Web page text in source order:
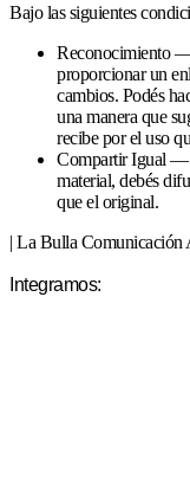
Bajo las siguientes
Reconocimiento —
proporcionar un
cambios. Podés
una manera que
recibe por el uso
Compartir Igual —
material, debés
que el original.
| La Bulla Comunicación
Integramos: